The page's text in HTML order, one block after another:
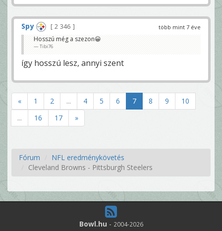
több mint 7 éve
Spy
2 346
Hosszú még a szezon😀
Tibi76
így hosszú lesz, annyi szent
« 1 2 ... 4 5 6 7 8 9
10
...
16 17 »
Fórum
NFL eredménykövetés
Cleveland Browns - Pittsburgh Steelers
Bowl.hu - 2004-2026